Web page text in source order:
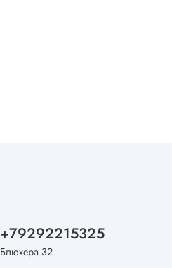
+79292215325
Блюхера 32